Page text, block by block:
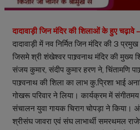
दादावाड़ी जिन मंदिर की शिलाओं के हुए चढ़ावे –
दादावाड़ी में नव निर्मित जिन मंदिर की 3
जिसमे श्री शंखेश्वर पाश्र्वनाथ मंदिर की मुख्य
संजय कुमार, संदीप कुमार हरण ने, चिंतामणि
पाश्र्वनाथ की शिला का लाभ कु.प्रिशा भाई
गोखरू परिवार ने लिया। कार्यक्रम में
संचालन युवा गायक चिराग चोपड़ा ने किया।
श्रीसंघ जावरा एवं संघ लाभार्थी समरथमल